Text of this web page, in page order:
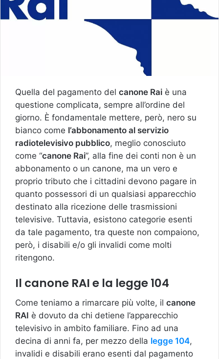
Quella del pagamento del canone Rai è una
questione complicata, sempre all’ordine del
giorno. È fondamentale mettere, però, nero su
bianco come l’abbonamento al servizio
radiotelevisivo pubblico, meglio conosciuto
come “canone Rai”, alla fine dei conti non è un
abbonamento o un canone, ma un vero e
proprio tributo che i cittadini devono pagare in
quanto possessori di un qualsiasi apparecchio
destinato alla ricezione delle trasmissioni
televisive. Tuttavia, esistono categorie esenti
da tale pagamento, tra queste non compaiono,
però, i disabili e/o gli invalidi come molti
ritengono.
Il canone RAI e la legge 104
Come teniamo a rimarcare più volte, il canone
RAI è dovuto da chi detiene l’apparecchio
televisivo in ambito familiare. Fino ad una
decina di anni fa, per mezzo della legge 104,
invalidi e disabili erano esenti dal pagamento